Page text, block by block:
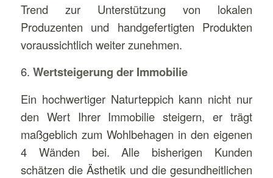
Trend zur Unterstützung von lokalen
Produzenten und handgefertigten Produkten
voraussichtlich weiter zunehmen.
6. Wertsteigerung der Immobilie
Ein hochwertiger Naturteppich kann nicht nur
den Wert Ihrer Immobilie steigern, er trägt
maßgeblich zum Wohlbehagen in den eigenen
4 Wänden bei. Alle bisherigen Kunden
schätzen die Ästhetik und die gesundheitlichen